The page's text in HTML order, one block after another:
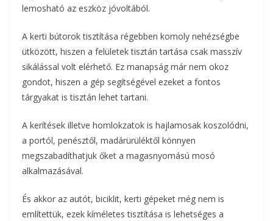
lemosható az eszköz jóvoltából.
A kerti bútorok tisztítása régebben komoly nehézségbe
ütközött, hiszen a felületek tisztán tartása csak masszív
sikálással volt elérhető. Ez manapság már nem okoz
gondot, hiszen a gép segítségével ezeket a fontos
tárgyakat is tisztán lehet tartani.
A kerítések illetve homlokzatok is hajlamosak koszolódni,
a portól, penésztől, madárürüléktől könnyen
megszabadíthatjuk őket a magasnyomású mosó
alkalmazásával.
És akkor az autót, biciklit, kerti gépeket még nem is
említettük, ezek kíméletes tisztítása is lehetséges a